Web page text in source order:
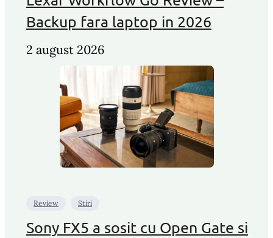
Backup fara laptop in 2026
2 august 2026
Review Stiri
Sony FX5 a sosit cu Open Gate si